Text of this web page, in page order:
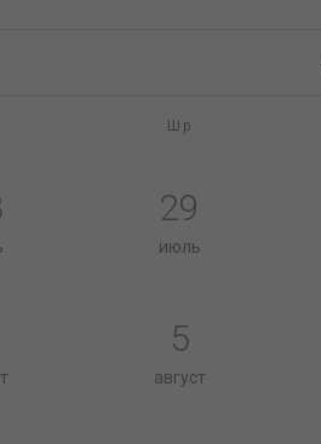
Шр
29
июль
5
август